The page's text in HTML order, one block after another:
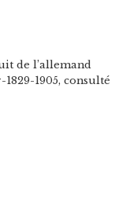
de l’allemand
1905, consulté